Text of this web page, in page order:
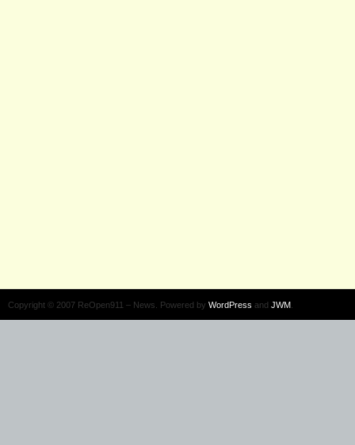
Copyright © 2007 ReOpen911 – News. Powered by WordPress and JWM